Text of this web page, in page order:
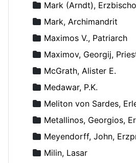
Mark (Arndt),
Mark, Archimandrit
Maximos V., Patriarch
Maximov, Georgij,
McGrath, Alister E.
Medawar, P.K.
Meliton von Sardes,
Metallinos, Georgios,
Meyendorff, John,
Milin, Lasar